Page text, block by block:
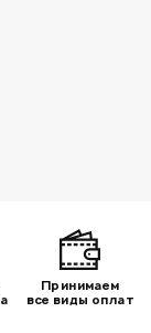
Принимаем
все виды оплат